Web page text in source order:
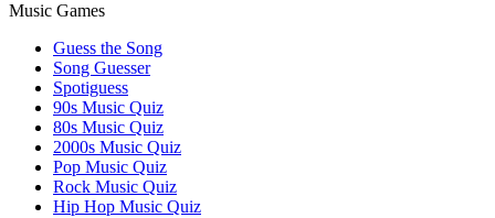
Music Games
Guess the Song
Song Guesser
Spotiguess
90s Music Quiz
80s Music Quiz
2000s Music Quiz
Pop Music Quiz
Rock Music Quiz
Hip Hop Music Quiz